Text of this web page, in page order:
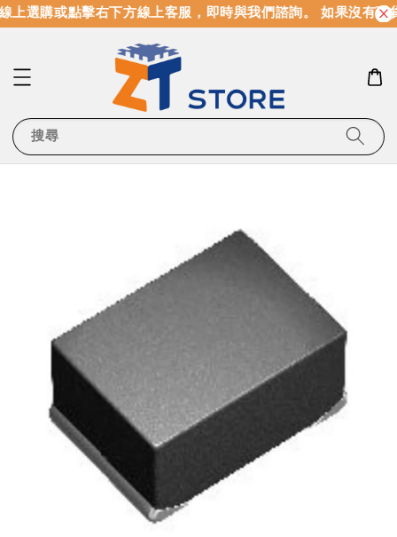
選購或點擊右下方線上客服，即時與我們諮詢。 如果沒有現
搜尋